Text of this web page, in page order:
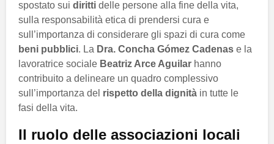
spostato sui diritti delle persone alla fine della vita,
sulla responsabilità etica di prendersi cura e
sull’importanza di considerare gli spazi di cura come
beni pubblici. La Dra. Concha Gómez Cadenas e la
lavoratrice sociale Beatriz Arce Aguilar hanno
contribuito a delineare un quadro complessivo
sull’importanza del rispetto della dignità in tutte le
fasi della vita.
Il ruolo delle associazioni locali